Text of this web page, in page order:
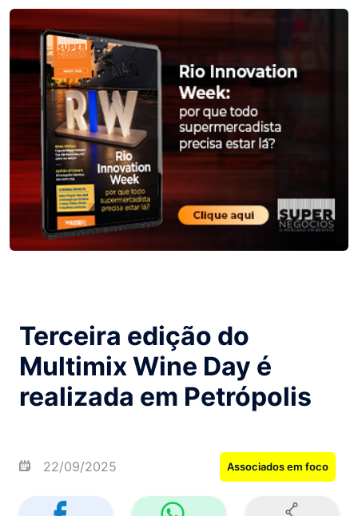
Terceira edição do
Multimix Wine Day é
realizada em Petrópolis
22/09/2025 Associados em foco